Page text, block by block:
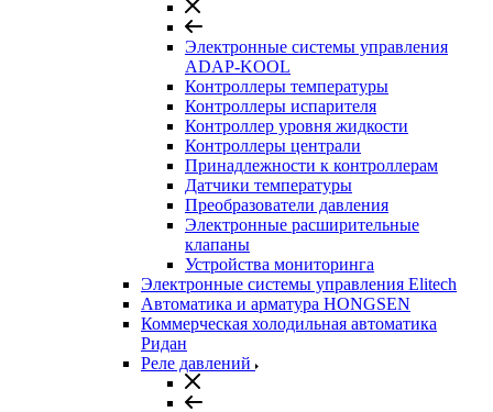
Электронные системы управления
ADAP-KOOL
Контроллеры температуры
Контроллеры испарителя
Контроллер уровня жидкости
Контроллеры централи
Принадлежности к контроллерам
Датчики температуры
Преобразователи давления
Электронные расширительные
клапаны
Устройства мониторинга
Электронные системы управления Elitech
Автоматика и арматура HONGSEN
Коммерческая холодильная автоматика
Ридан
Реле давлений